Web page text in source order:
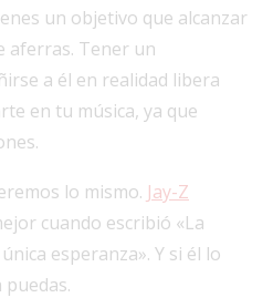
un objetivo que alcanzar
aferras. Tener un
a él en realidad libera
en tu música, ya que
lo mismo. Jay-Z
cuando escribió «La
esperanza». Y si él lo